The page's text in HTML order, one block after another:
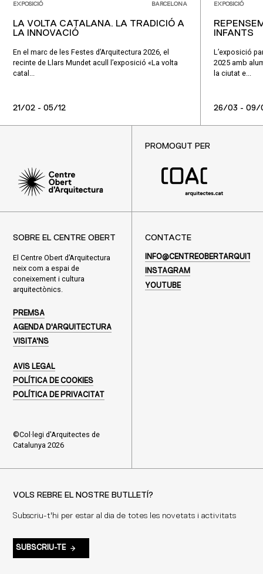
EXPOSICIÓ BARCELONA
LA VOLTA CATALANA. LA TRADICIÓ A
LA INNOVACIÓ
En el marc de les Festes d’Arquitectura 2026, el
recinte de Llars Mundet acull l’exposició «La volta
catal...
21/02 - 05/12
EXPOSICIÓ
INFANTS
L’exposició
2025 amb
la ciutat e...
26/03 - 09/
PROMOGUT PER
SOBRE EL CENTRE OBERT
El Centre Obert d’Arquitectura
neix com a espai de
coneixement i cultura
arquitectònics.
PREMSA
AGENDA D'ARQUITECTURA
VISITA'NS
AVIS LEGAL
POLÍTICA DE COOKIES
POLÍTICA DE PRIVACITAT
©Col·legi d'Arquitectes de
Catalunya 2026
CONTACTE
INSTAGRAM
YOUTUBE
VOLS REBRE EL NOSTRE BUTLLETÍ?
Subscriu-t'hi per estar al dia de totes les novetats i activitats
SUBSCRIU-TE